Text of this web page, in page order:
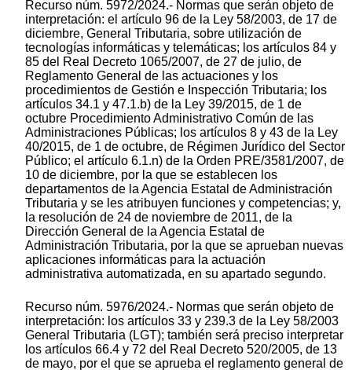
Recurso núm. 5972/2024.- Normas que serán objeto de
interpretación: el artículo 96 de la Ley 58/2003, de 17 de
diciembre, General Tributaria, sobre utilización de
tecnologías informáticas y telemáticas; los artículos 84 y
85 del Real Decreto 1065/2007, de 27 de julio, de
Reglamento General de las actuaciones y los
procedimientos de Gestión e Inspección Tributaria; los
artículos 34.1 y 47.1.b) de la Ley 39/2015, de 1 de
octubre Procedimiento Administrativo Común de las
Administraciones Públicas; los artículos 8 y 43 de la Ley
40/2015, de 1 de octubre, de Régimen Jurídico del Sector
Público; el artículo 6.1.n) de la Orden PRE/3581/2007, de
10 de diciembre, por la que se establecen los
departamentos de la Agencia Estatal de Administración
Tributaria y se les atribuyen funciones y competencias; y,
la resolución de 24 de noviembre de 2011, de la
Dirección General de la Agencia Estatal de
Administración Tributaria, por la que se aprueban nuevas
aplicaciones informáticas para la actuación
administrativa automatizada, en su apartado segundo.
Recurso núm. 5976/2024.- Normas que serán objeto de
interpretación: los artículos 33 y 239.3 de la Ley 58/2003
General Tributaria (LGT); también será preciso interpretar
los artículos 66.4 y 72 del Real Decreto 520/2005, de 13
de mayo, por el que se aprueba el reglamento general de